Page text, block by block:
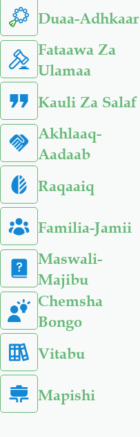
Duaa-Adhkaar
Fataawa Za
Ulamaa
Kauli Za Salaf
Akhlaaq-
Aadaab
Raqaaiq
Familia-Jamii
Maswali-
Majibu
Chemsha
Bongo
Vitabu
Mapishi